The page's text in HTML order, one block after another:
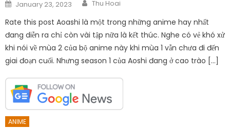
on
January 23, 2023 Thu Hoai
Rate this post Aoashi là một trong những anime hay nhất
đang diễn ra chỉ còn vài tập nữa là kết thúc. Nghe có vẻ khó xử
khi nói về mùa 2 của bộ anime này khi mùa 1 vẫn chưa đi đến
giai đoạn cuối. Nhưng season 1 của Aoshi đang ở cao trào […]
ANIME